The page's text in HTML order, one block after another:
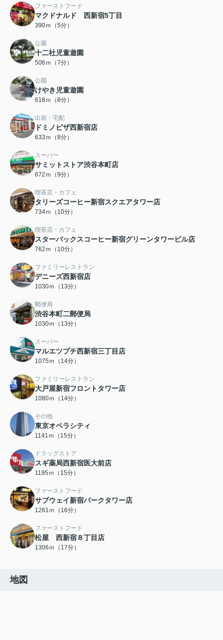
ファーストフード
マクドナルド 西新宿5丁目
390ｍ（5分）
公園
十二社児童遊園
506ｍ（7分）
公園
けやき児童遊園
618ｍ（8分）
出前・宅配
ドミノピザ西新宿店
633ｍ（8分）
スーパー
サミットストア渋谷本町店
672ｍ（9分）
喫茶店・カフェ
タリーズコーヒー新宿スクエアタワー店
734ｍ（10分）
喫茶店・カフェ
スターバックスコーヒー新宿グリーンタワービル店
762ｍ（10分）
ファミリーレストラン
デニーズ西新宿店
1030ｍ（13分）
郵便局
渋谷本町二郵便局
1030ｍ（13分）
スーパー
マルエツプチ西新宿三丁目店
1075ｍ（14分）
ファミリーレストラン
大戸屋新宿フロントタワー店
1080ｍ（14分）
その他
東京オペラシティ
1141ｍ（15分）
ドラッグストア
スギ薬局西新宿医大前店
1195ｍ（15分）
ファーストフード
サブウェイ新宿パークタワー店
1261ｍ（16分）
ファーストフード
松屋 西新宿８丁目店
1306ｍ（17分）
地図